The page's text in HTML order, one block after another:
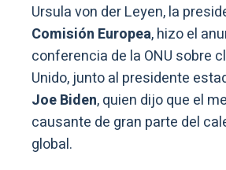
Ursula von der Leyen, la
Comisión Europea, hizo el
conferencia de la ONU sobre
Unido, junto al presidente
Joe Biden, quien dijo que el
causante de gran parte del
global.